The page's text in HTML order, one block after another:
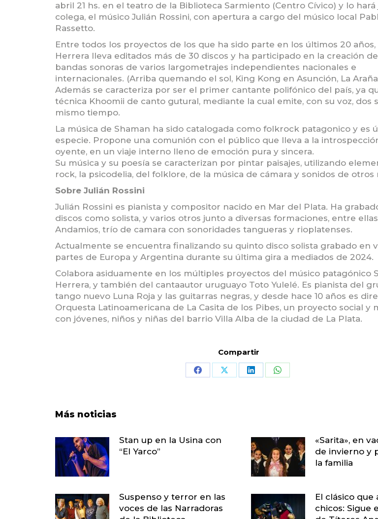
abril 21 hs. en el teatro de la Biblioteca Sarmiento (Centro Cívico) y lo hará
colega, el músico Julián Rossini, con apertura a cargo del músico local
Rassetto.
Entre todos los proyectos de los que ha sido parte en los últimos 20 años,
Herrera lleva editados más de 30 discos y ha participado en la creación
bandas sonoras de varios largometrajes independientes nacionales e
internacionales. (Arriba quemando el sol, King Kong en Asunción, La
Además se caracteriza por ser el primer cantante polifónico del país, ya
técnica Khoomii de canto gutural, mediante la cual emite, con su voz, dos
mismo tiempo.
La música de Shaman ha sido catalogada como folkrock patagonico y es
especie. Propone una comunión con el público que lleva a la
oyente, en un viaje interno lleno de emoción pura y sincera.
Su música y su poesía se caracterizan por pintar paisajes, utilizando
rock, la psicodelia, del folklore, de la música de cámara y sonidos de otros
Sobre Julián Rossini
Julián Rossini es pianista y compositor nacido en Mar del Plata. Ha
discos como solista, y varios otros junto a diversas formaciones, entre
Andamios, trío de camara con sonoridades tangueras y rioplatenses.
Actualmente se encuentra finalizando su quinto disco solista grabado en
partes de Europa y Argentina durante su última gira a mediados de 2024.
Colabora asiduamente en los múltiples proyectos del músico patagónico
Herrera, y también del cantaautor uruguayo Toto Yulelé. Es pianista del
tango nuevo Luna Roja y las guitarras negras, y desde hace 10 años es
Orquesta Latinoamericana de La Casita de los Pibes, un proyecto social y
con jóvenes, niños y niñas del barrio Villa Alba de la ciudad de La Plata.
Compartir
Share Share Share Share
Más noticias
Stan up en la Usina con
“El Yarco”
«Sarita», en
de invierno y
la familia
Suspenso y terror en las
voces de las Narradoras
El clásico que
chicos: Sigue